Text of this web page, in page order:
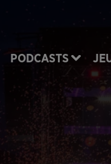
PODCASTS